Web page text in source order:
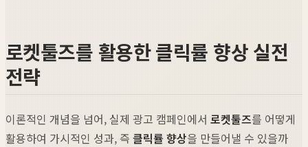
로켓툴즈를 활용한 클릭률 향상 실전
전략
이론적인 개념을 넘어, 실제 광고 캠페인에서 로켓툴즈를 어떻게
활용하여 가시적인 성과, 즉 클릭률 향상을 만들어낼 수 있을까